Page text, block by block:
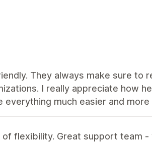
They always make sure to
I really appreciate how
much easier and more
flexibility. Great support team